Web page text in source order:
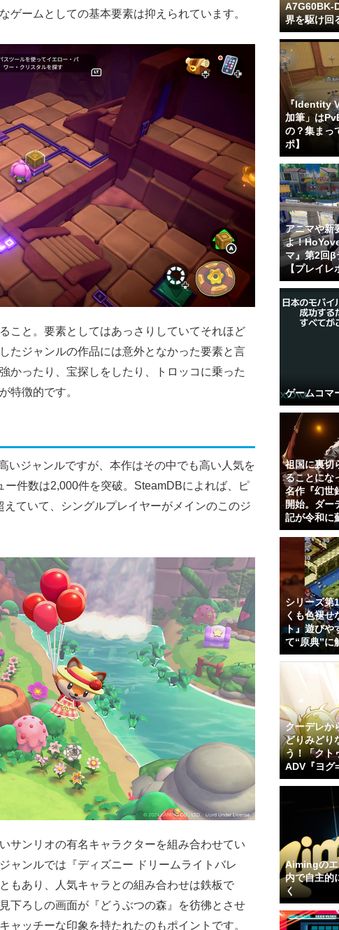
ゲームとしての基本要素は抑えられています。
こと。要素としてはあっさりしていてそれほど
たジャンルの作品には意外となかった要素と言
かったり、宝探しをしたり、トロッコに乗った
特徴的です。
いジャンルですが、本作はその中でも高い人気を
件数は2,000件を突破。SteamDBによれば、ピ
ていて、シングルプレイヤーがメインのこのジ
サンリオの有名キャラクターを組み合わせてい
ャンルでは『ディズニー ドリームライトバレ
もあり、人気キャラとの組み合わせは鉄板で
下ろしの画面が『どうぶつの森』を彷彿とさせ
ャッチーな印象を持たれたのもポイントです。
A7G60BK-
界を駆け回
『Identity
加筆」は
の？集まっ
ポ】
アニマや新
よ！
マ』第2回β
【プレイレ
ゲームコマ
祖国に裏切
ることにな
名作『幻世
開始。ダー
記が令和に
シリーズ第
くも色褪せ
ト』遊びや
て“原典”に
クーデレか
どりみどり
う！「クト
ADV『ヨグ
Aimingのエ
内で自主的
く